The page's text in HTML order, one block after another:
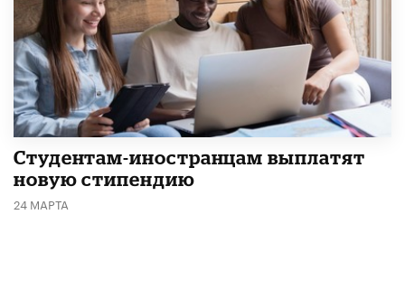
Студентам-иностранцам выплатят
новую стипендию
24 МАРТА